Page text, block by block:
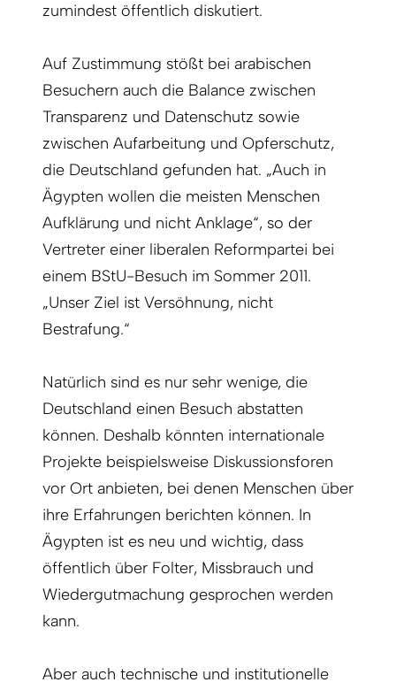
zumindest öffentlich diskutiert.
Auf Zustimmung stößt bei arabischen
Besuchern auch die Balance zwischen
Transparenz und Datenschutz sowie
zwischen Aufarbeitung und Opferschutz,
die Deutschland gefunden hat. „Auch in
Ägypten wollen die meisten Menschen
Aufklärung und nicht Anklage“, so der
Vertreter einer li­beralen Reformpartei bei
einem BStU-Besuch im Sommer 2011.
„Unser Ziel ist Versöhnung, nicht
Bestrafung.“
Natürlich sind es nur sehr wenige, die
Deutschland einen Besuch abstatten
können. Deshalb könnten internationale
Projekte beispielsweise Diskus­sionsforen
vor Ort anbieten, bei denen Menschen über
ihre Erfahrungen berichten können. In
Ägypten ist es neu und wichtig, dass
öffentlich über Folter, Missbrauch und
Wiedergutmachung gesprochen werden
kann.
Aber auch technische und institutionelle